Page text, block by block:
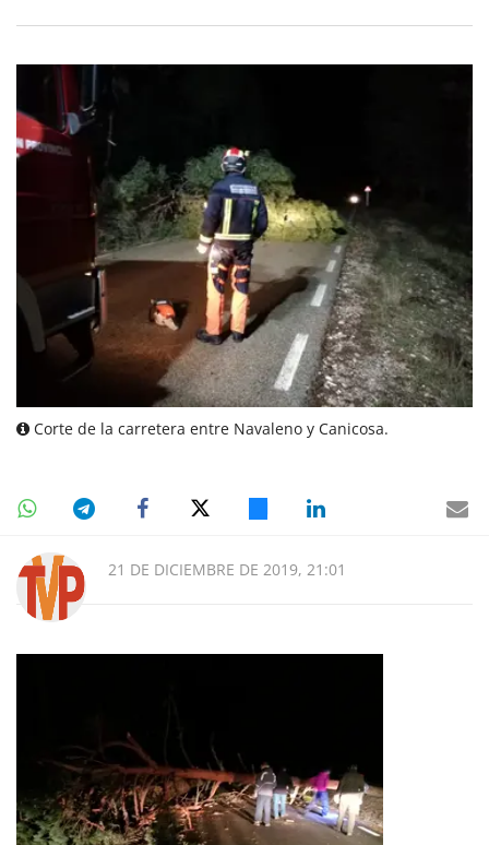
Corte de la carretera entre Navaleno y Canicosa.
21 DE DICIEMBRE DE 2019, 21:01